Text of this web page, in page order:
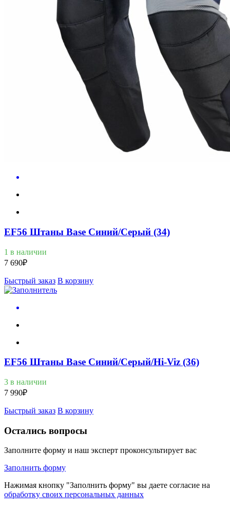
EF56 Штаны Base Синий/Серый (34)
1 в наличии
7 690₽
Быстрый заказ В корзину
EF56 Штаны Base Синий/Серый/Hi-Viz (36)
3 в наличии
7 990₽
Быстрый заказ В корзину
Остались вопросы
Заполните форму и наш эксперт проконсультирует вас
Заполнить форму
Нажимая кнопку "Заполнить форму" вы даете согласие на
обработку своих персональных данных